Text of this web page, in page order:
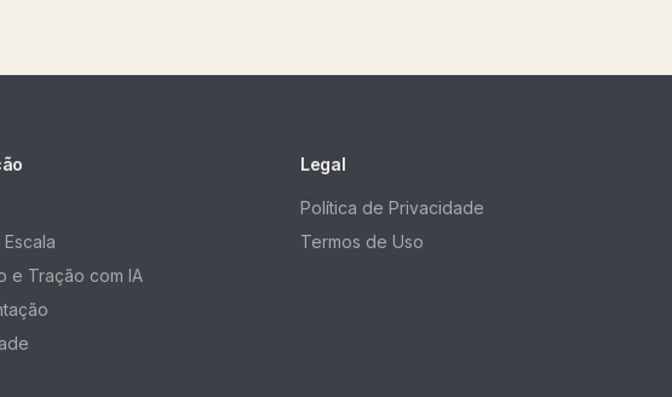
e Tração com IA
Legal
Política de Privacidade
Termos de Uso